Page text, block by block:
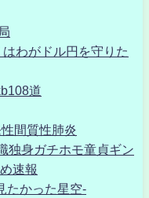
わがドル円を守りた
道
間質性肺炎
独身ガチホモ童貞ギン
速報
たかった星空-